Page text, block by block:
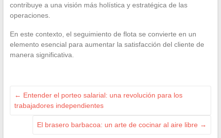
contribuye a una visión más holística y estratégica de las
operaciones.
En este contexto, el seguimiento de flota se convierte en un
elemento esencial para aumentar la satisfacción del cliente de
manera significativa.
← Entender el porteo salarial: una revolución para los
trabajadores independientes
El brasero barbacoa: un arte de cocinar al aire libre →